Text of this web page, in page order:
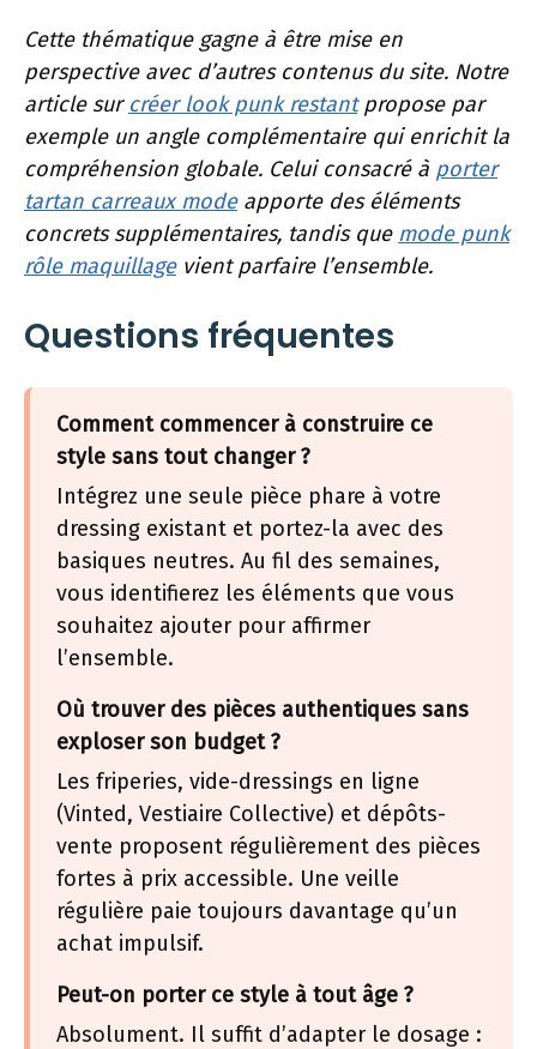
Cette thématique gagne à être mise en
perspective avec d’autres contenus du site. Notre
article sur créer look punk restantpropose par
exemple un angle complémentaire qui enrichit la
compréhension globale. Celui consacré à porter
tartan carreaux modeapporte des éléments
concrets supplémentaires, tandis que mode punk
rôle maquillagevient parfaire l’ensemble.
Questions fréquentes
Comment commencer à construire ce
style sans tout changer ?
Intégrez une seule pièce phare à votre
dressing existant et portez-la avec des
basiques neutres. Au fil des semaines,
vous identifierez les éléments que vous
souhaitez ajouter pour affirmer
l’ensemble.
Où trouver des pièces authentiques sans
exploser son budget ?
Les friperies, vide-dressings en ligne
(Vinted, Vestiaire Collective) et dépôts-
vente proposent régulièrement des pièces
fortes à prix accessible. Une veille
régulière paie toujours davantage qu’un
achat impulsif.
Peut-on porter ce style à tout âge ?
Absolument. Il suffit d’adapter le dosage :